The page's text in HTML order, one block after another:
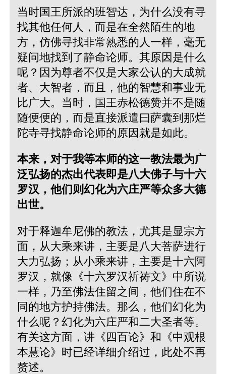
当时国王所派的班智达，为什么没有寻
找其他任何人，而是在全然陌生的地
方，仿佛寻找非常熟悉的人一样，毫无
疑问地找到了静命论师。其原因是什么
呢？因为尊者不仅是大家公认的大成就
者、大智者，而且，他的智慧和事业无
比广大。当时，国王赤松德赞并不是随
随便便的，而是直接派遣曰萨囊到那烂
陀寺寻找静命论师的原因就是如此。
本来，对于我等本师的这一教法最为广
泛弘扬的杰出代表即是八大佛子与十六
罗汉，他们则幻化为六庄严等众多大德
出世。
对于释迦牟尼佛的教法，尤其是显宗方
面，从大乘来讲，主要是八大菩萨进行
大力弘扬；从小乘来讲，主要是十六阿
罗汉，就像《十六罗汉祈祷文》中所说
一样，乃至佛法住留之间，他们住在不
同的地方护持佛法。那么，他们幻化为
什么呢？幻化为六庄严和二大圣者等。
有关这方面，讲《四百论》和《中观根
本慧论》时已经详细介绍过，此处不再
赘述。